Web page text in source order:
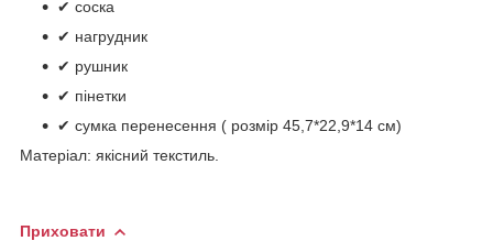
✔ соска
✔ нагрудник
✔ рушник
✔ пінетки
✔ сумка перенесення ( розмір 45,7*22,9*14 см)
Матеріал: якісний текстиль.
Приховати